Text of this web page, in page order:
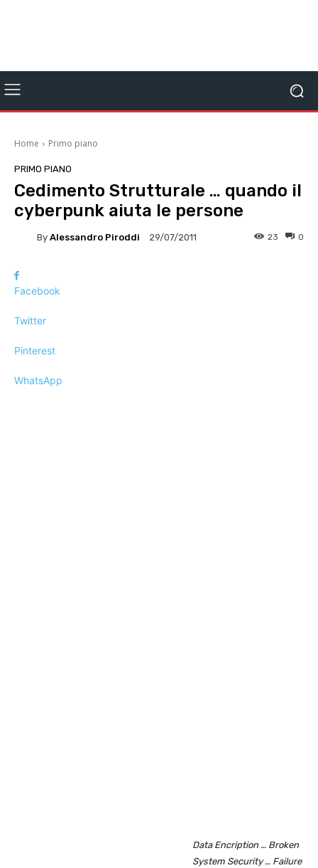
Home Primo piano
PRIMO PIANO
Cedimento Strutturale … quando il
cyberpunk aiuta le persone
By Alessandro Piroddi 29/07/2011 0
23
Facebook
Twitter
Pinterest
WhatsApp
Data Encription … Broken
System Security … Failure